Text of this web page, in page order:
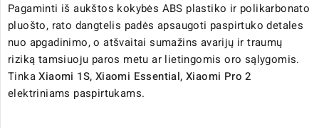
Pagaminti iš aukštos kokybės ABS plastiko ir polikarbonato
pluošto, rato dangtelis padės apsaugoti paspirtuko detales
nuo apgadinimo, o atšvaitai sumažins avarijų ir traumų
riziką tamsiuoju paros metu ar lietingomis oro sąlygomis.
TinkaXiaomi 1S, Xiaomi Essential, Xiaomi Pro 2
elektriniams paspirtukams.